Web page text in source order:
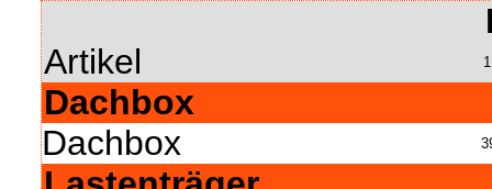
Artikel
Dachbox
Dachbox